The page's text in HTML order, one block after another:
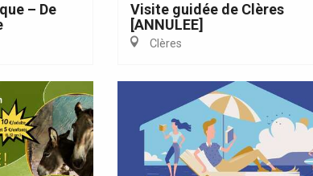
– De
Visite guidée de Clères
[ANNULEE]
Clères